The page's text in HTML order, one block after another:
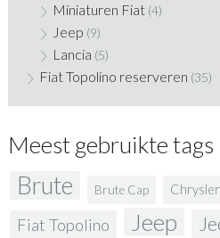
Miniaturen Fiat (4)
Jeep (9)
Lancia (5)
Fiat Topolino reserveren (35)
Meest gebruikte tags
Brute Brute Cap
Fiat Topolino Jeep